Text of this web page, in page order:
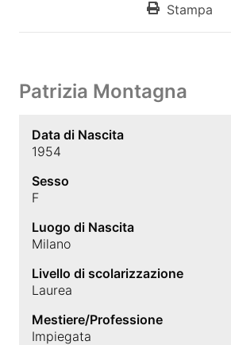
Stampa
Patrizia Montagna
Data di Nascita
1954
Sesso
F
Luogo di Nascita
Milano
Livello di scolarizzazione
Laurea
Mestiere/Professione
Impiegata